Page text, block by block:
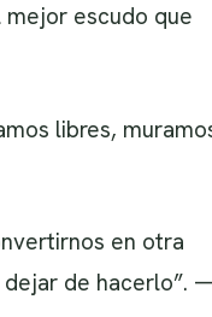
escudo que
libres,
en otra
dejar de hacerlo”.